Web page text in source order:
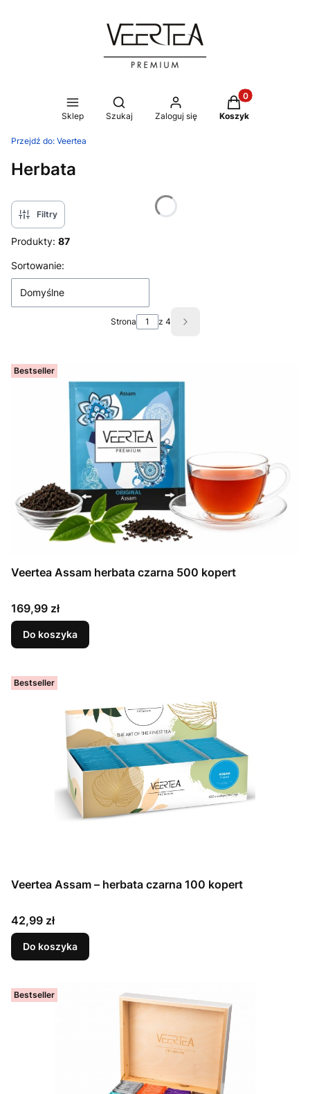
Sklep
Otwórz wyszukiwarkę
Szukaj Zaloguj się
Produkty w
Koszyk
Przejdź do: Veertea
Herbata
Filtry
Produkty: 87
Lista produktów
Sortowanie:
Domyślne
Strona z 4 Następne produkty
Bestseller
Veertea Assam herbata czarna 500 kopert
Cena
169,99 zł
Do koszyka
Bestseller
Veertea Assam – herbata czarna 100 kopert
Cena
42,99 zł
Do koszyka
Bestseller